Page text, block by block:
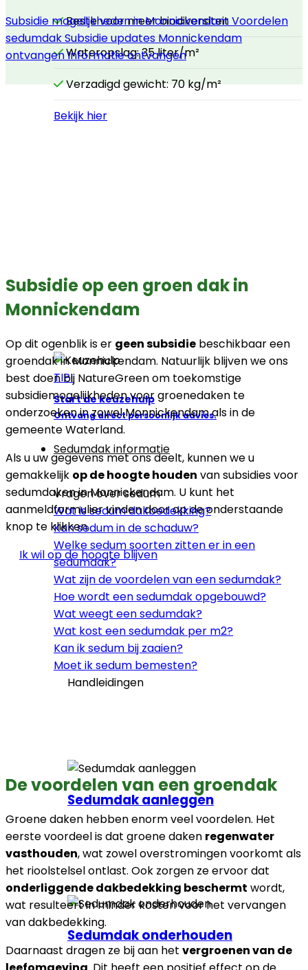
Beste voor meer biodiversiteit
Wateropslag: 35 liter/m²
Verzadigd gewicht: 70 kg/m²
Bekijk hier
TIP!
Start de keuzehulp
Ontvang direct persoonlijk advies.
Sedumdak informatie
Vragen over sedum
Wat is sedum dakbedekking?
Kan sedum in de schaduw?
Welke sedum soorten zitten er in een
sedumdak?
Wat zijn de voordelen van een sedumdak?
Hoe wordt een sedumdak opgebouwd?
Wat weegt een sedumdak?
Wat kost een sedumdak per m2?
Kan ik sedum bij zaaien?
Moet ik sedum bemesten?
Handleidingen
Sedumdak aanleggen
Sedumdak onderhouden
Subsidie mogelijkheden in MonnickendamVoordelen
sedumdakSubsidie updates Monnickendam
ontvangenInformatie ontvangen
Subsidie op een groen dak in
Monnickendam
Op dit ogenblik is er geen subsidie beschikbaar een
groendak in Monnickendam. Natuurlijk blijven we ons
best doen bij NatureGreen om toekomstige
subsidiemogelijkheden voor groenedaken te
onderzoeken in zowel Monnickendam als in de
gemeente Waterland.
Als u uw gegevens met ons deelt, kunnen we u
gemakkelijk op de hoogte houden van subsidies voor
sedumdaken in Monnickendam. U kunt het
aanmeldformulier vinden door op de onderstaande
knop te klikken.
Ik wil op de hoogte blijven
De voordelen van een groendak
Groene daken hebben enorm veel voordelen. Het
eerste voordeel is dat groene daken regenwater
vasthouden, wat zowel overstromingen voorkomt als
het rioolstelsel ontlast. Ook zorgen ze ervoor dat
onderliggende dakbedekking beschermt wordt,
wat resulteert in minder kosten voor het vervangen
van dakbedekking.
Daarnaast dragen ze bij aan het vergroenen van de